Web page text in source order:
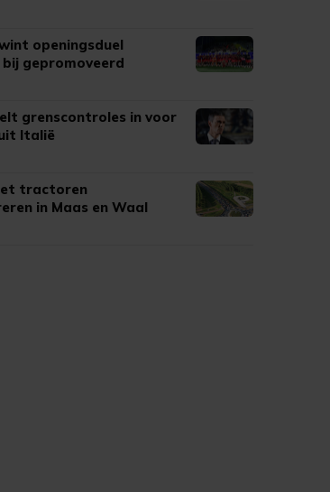
openingsduel
bij gepromoveerd
grenscontroles in voor
Italië
tractoren
in Maas en Waal